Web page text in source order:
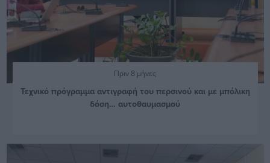
Πριν 8 μήνες
Τεχνικό πρόγραμμα αντιγραφή του περσινού και με μπόλικη
δόση… αυτοθαυμασμού